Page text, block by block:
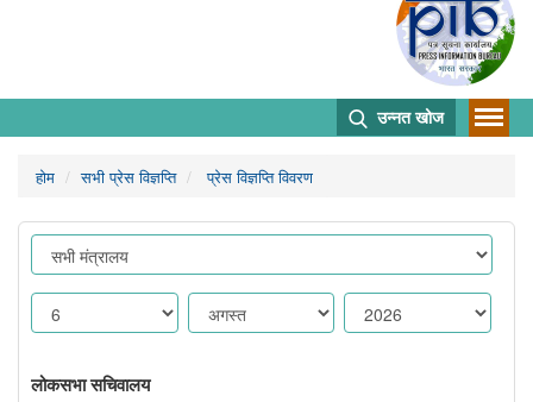
उन्नत खोज
होम सभी प्रेस विज्ञप्ति प्रेस विज्ञप्ति विवरण
लोकसभा सचिवालय